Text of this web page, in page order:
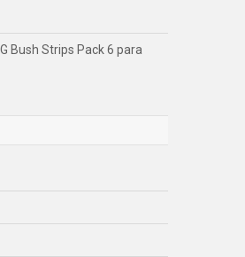
Bush Strips Pack 6 para